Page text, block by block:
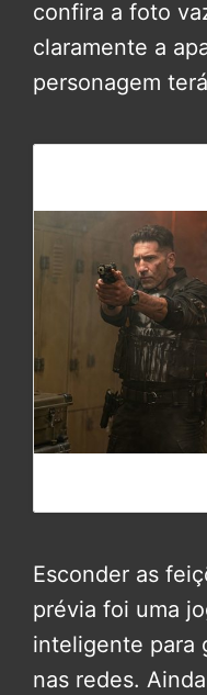
confira a foto
claramente a
personagem
Esconder as
prévia foi uma
inteligente para
nas redes.